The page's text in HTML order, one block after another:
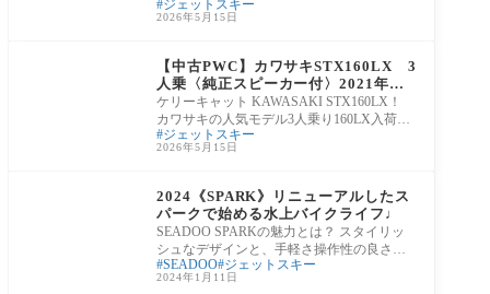
NAエンジンで燃費もよく、ツーリングや、
トーイ
ジェットスキー
2026年5月15日
【中古PWC】カワサキSTX160LX 3
人乗〈純正スピーカー付〉2021年式
《36時間》
ケリーキャット KAWASAKI STX160LX！
カワサキの人気モデル3人乗り160LX入荷致
しました！ 純正スピーカー付きで、使用
時間は36時間と程
ジェットスキー
2026年5月15日
2024《SPARK》リニューアルしたス
パークで始める水上バイクライフ♩
SEADOO SPARKの魅力とは？ スタイリッ
シュなデザインと、手軽さ操作性の良さで
水上バイク初心者から経験者まで幅広いユ
ーザーに人気
SEADOO ジェットスキー
2024年1月11日